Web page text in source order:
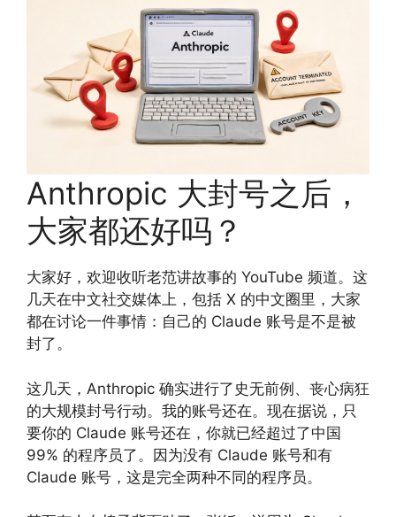
Anthropic 大封号之后，
大家都还好吗？
大家好，欢迎收听老范讲故事的 YouTube 频道。这
几天在中文社交媒体上，包括 X 的中文圈里，大家
都在讨论一件事情：自己的 Claude 账号是不是被
封了。
这几天，Anthropic 确实进行了史无前例、丧心病狂
的大规模封号行动。我的账号还在。现在据说，只
要你的 Claude 账号还在，你就已经超过了中国
99% 的程序员了。因为没有 Claude 账号和有
Claude 账号，这是完全两种不同的程序员。